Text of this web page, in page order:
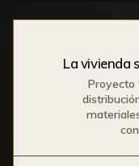
La vivienda
Proyecto